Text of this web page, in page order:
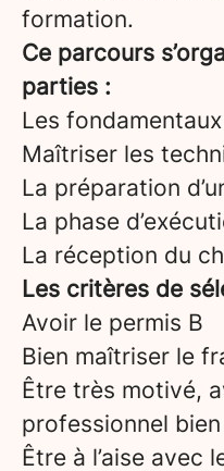
formation.
Ce parcours
parties :
Les
Maîtriser les
La préparation
La phase
La réception du
Les critères de
Avoir le permis B
Bien maîtriser le
Être très motivé,
professionnel
Être à l’aise avec